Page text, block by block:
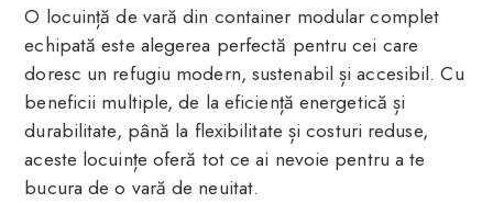
O locuință de vară din container modular complet
echipată este alegerea perfectă pentru cei care
doresc un refugiu modern, sustenabil și accesibil. Cu
beneficii multiple, de la eficiență energetică și
durabilitate, până la flexibilitate și costuri reduse,
aceste locuințe oferă tot ce ai nevoie pentru a te
bucura de o vară de neuitat.